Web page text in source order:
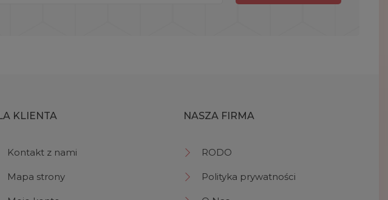
KLIENTA
Kontakt z nami
Mapa strony
NASZA FIRMA
RODO
Polityka prywatności